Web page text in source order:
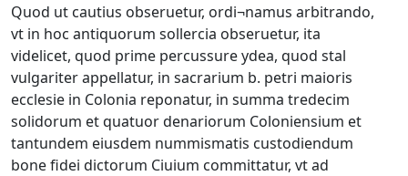
Quod ut cautius obseruetur, ordi¬namus arbitrando,
vt in hoc antiquorum sollercia obseruetur, ita
videlicet, quod prime percussure ydea, quod stal
vulgariter appellatur, in sacrarium b. petri maioris
ecclesie in Colonia reponatur, in summa tredecim
solidorum et quatuor denariorum Coloniensium et
tantundem eiusdem nummismatis custodiendum
bone fidei dictorum Ciuium committatur, vt ad